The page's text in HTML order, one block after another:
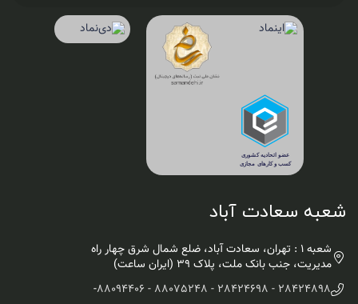
شعبه سعادت آباد
شعبه 1 : تهران، سعادت آباد، ضلع شمال شرق چهار راه
مدیریت، جنب بانک ملت، پلاک ۳۹ (ایران ساعت)
28424898 - 28424698 - 88075248 - 88094406
-